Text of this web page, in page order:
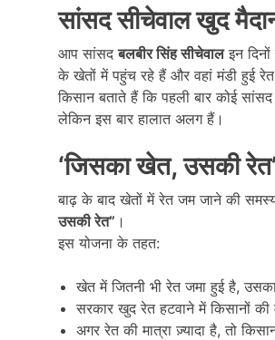
सांसद सीचेवाल खुद
आप सांसदबलबीर सिंह सीचेवालइन दिनों
के खेतों में पहुंच रहे हैं और वहां मंडी हुई
किसान बताते हैं कि पहली बार कोई
लेकिन इस बार हालात अलग हैं।
‘जिसका खेत,उसकी रेत
बाढ़ के बाद खेतों में रेत जम जाने की
उसकी रेत” ।
इस योजना के तहत:
खेत में जितनी भी रेत जमा हुई है,
सरकार खुद रेत हटवाने में किसानों की
अगर रेत की मात्रा ज़्यादा है, तो